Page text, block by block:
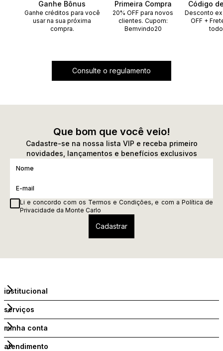
Ganhe Bônus
Ganhe créditos para você
usar na sua próxima
compra.
Primeira Compra
20% OFF para novos
clientes. Cupom:
Bemvindo20
Código
Desconto
OFF +
Consulte o regulamento
Que bom que você veio!
Cadastre-se na nossa lista VIP e receba primeiro
novidades, lançamentos e benefícios exclusivos
Li e concordo com os Termos e Condições, e com a Política de
Privacidade da Monte Carlo
institucional
serviços
minha conta
atendimento